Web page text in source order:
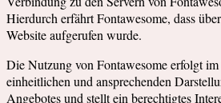
Hierdurch erfährt Fontawesome, dass
Website aufgerufen wurde.
Die Nutzung von Fontawesome erfolgt im
einheitlichen und ansprechenden
Angebotes und stellt ein berechtigtes